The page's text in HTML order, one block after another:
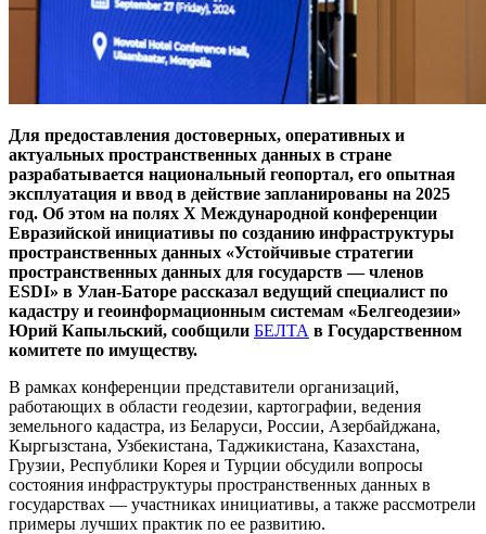
Для предоставления достоверных, оперативных и
актуальных пространственных данных в стране
разрабатывается национальный геопортал, его опытная
эксплуатация и ввод в действие запланированы на 2025
год. Об этом на полях X Международной конференции
Евразийской инициативы по созданию инфраструктуры
пространственных данных «Устойчивые стратегии
пространственных данных для государств — членов
ESDI» в Улан-Баторе рассказал ведущий специалист по
кадастру и геоинформационным системам «Белгеодезии»
Юрий Капыльский, сообщили БЕЛТА в Государственном
комитете по имуществу.
В рамках конференции представители организаций,
работающих в области геодезии, картографии, ведения
земельного кадастра, из Беларуси, России, Азербайджана,
Кыргызстана, Узбекистана, Таджикистана, Казахстана,
Грузии, Республики Корея и Турции обсудили вопросы
состояния инфраструктуры пространственных данных в
государствах — участниках инициативы, а также рассмотрели
примеры лучших практик по ее развитию.